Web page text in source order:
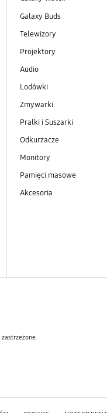
Galaxy Buds
Telewizory
Projektory
Audio
Lodówki
Zmywarki
Pralki i Suszarki
Odkurzacze
Monitory
Pamięci masowe
Akcesoria